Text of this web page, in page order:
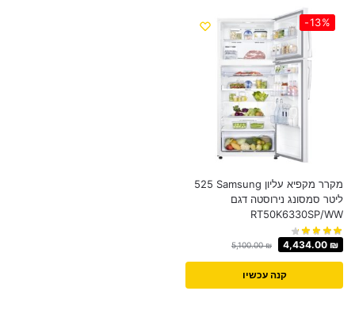
-13%
מקרר מקפיא עליון Samsung ‏525
‏ליטר סמסונג נירוסטה דגם
RT50K6330SP/WW
5,100.00₪ 4,434.00 ₪
קנה עכשיו